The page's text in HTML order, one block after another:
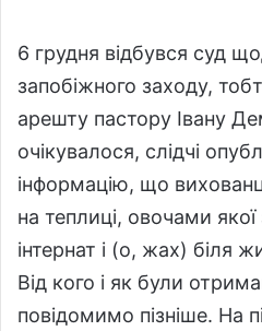
6 грудня відбувся суд
запобіжного заходу,
арешту пастору Івану
очікувалося, слідчі
інформацію, що
на теплиці, овочами
інтернат і (о, жах) біля
Від кого і як були
повідомимо пізніше. На